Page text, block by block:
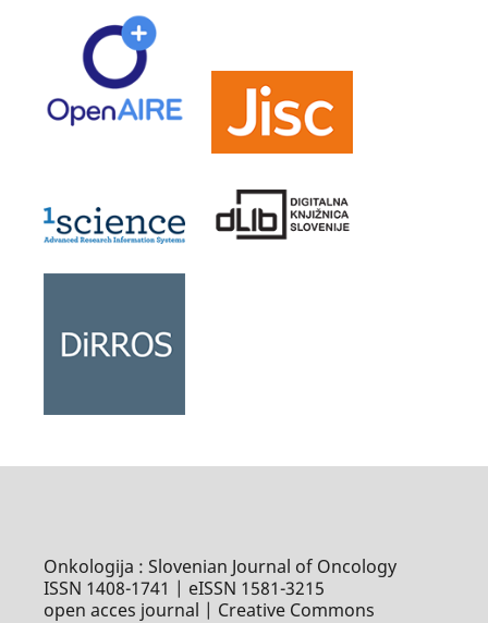
Onkologija : Slovenian Journal of Oncology
ISSN 1408-1741 | eISSN 1581-3215
open acces journal | Creative Commons